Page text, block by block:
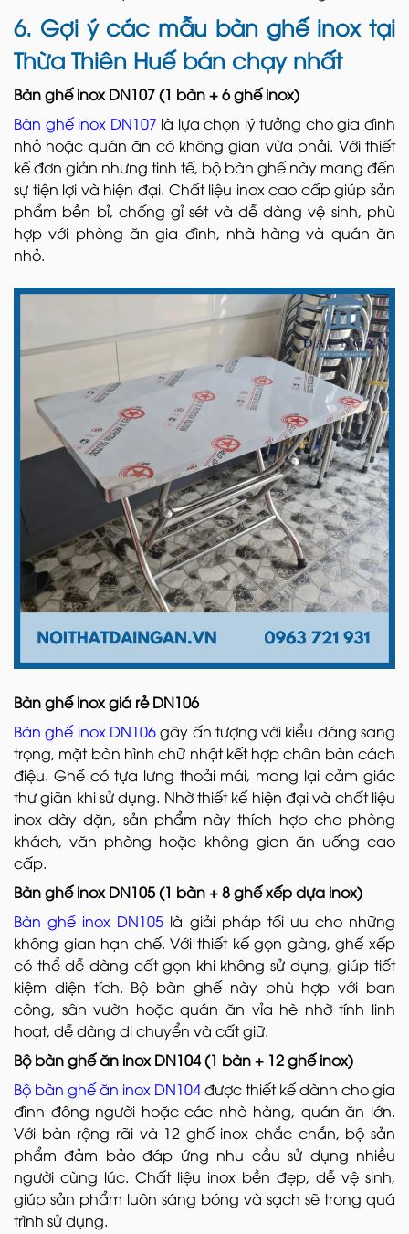
6. Gợi ý các mẫu bàn ghế inox tại
Thừa Thiên Huế bán chạy nhất
Bàn ghế inox DN107 (1 bàn + 6 ghế inox)
Bàn ghế inox DN107 là lựa chọn lý tưởng cho gia đình
nhỏ hoặc quán ăn có không gian vừa phải. Với thiết
kế đơn giản nhưng tinh tế, bộ bàn ghế này mang đến
sự tiện lợi và hiện đại. Chất liệu inox cao cấp giúp sản
phẩm bền bỉ, chống gỉ sét và dễ dàng vệ sinh, phù
hợp với phòng ăn gia đình, nhà hàng và quán ăn
nhỏ.
Bàn ghế inox giá rẻ DN106
Bàn ghế inox DN106gây ấn tượng với kiểu dáng sang
trọng, mặt bàn hình chữ nhật kết hợp chân bàn cách
điệu. Ghế có tựa lưng thoải mái, mang lại cảm giác
thư giãn khi sử dụng. Nhờ thiết kế hiện đại và chất liệu
inox dày dặn, sản phẩm này thích hợp cho phòng
khách, văn phòng hoặc không gian ăn uống cao
cấp.
Bàn ghế inox DN105 (1 bàn + 8 ghế xếp dựa inox)
Bàn ghế inox DN105 là giải pháp tối ưu cho những
không gian hạn chế. Với thiết kế gọn gàng, ghế xếp
có thể dễ dàng cất gọn khi không sử dụng, giúp tiết
kiệm diện tích. Bộ bàn ghế này phù hợp với ban
công, sân vườn hoặc quán ăn vỉa hè nhờ tính linh
hoạt, dễ dàng di chuyển và cất giữ.
Bộ bàn ghế ăn inox DN104 (1 bàn + 12 ghế inox)
Bộ bàn ghế ăn inox DN104được thiết kế dành cho gia
đình đông người hoặc các nhà hàng, quán ăn lớn.
Với bàn rộng rãi và 12 ghế inox chắc chắn, bộ sản
phẩm đảm bảo đáp ứng nhu cầu sử dụng nhiều
người cùng lúc. Chất liệu inox bền đẹp, dễ vệ sinh,
giúp sản phẩm luôn sáng bóng và sạch sẽ trong quá
trình sử dụng.